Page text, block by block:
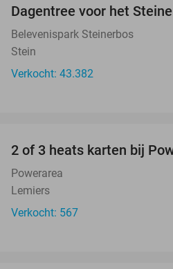
Dagentree voor het
Belevenispark Steinerbos
Stein
Verkocht: 43.382
2 of 3 heats karten bij
Powerarea
Lemiers
Verkocht: 567